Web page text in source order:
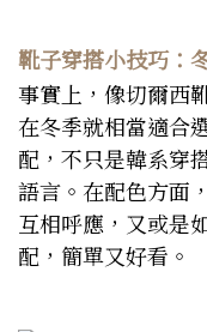
靴子穿搭小技巧：
事實上，像切爾西
在冬季就相當適合
配，不只是韓系穿
語言。在配色方面
互相呼應，又或是
配，簡單又好看。